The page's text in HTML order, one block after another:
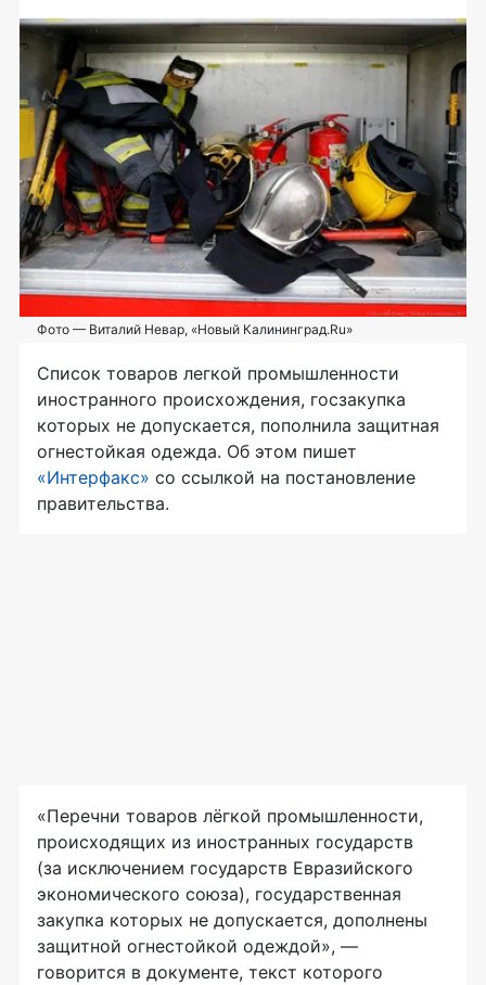
Фото — Виталий Невар, «Новый Калининград.Ru»
Список товаров легкой промышленности
иностранного происхождения, госзакупка
которых не допускается, пополнила защитная
огнестойкая одежда. Об этом пишет
«Интерфакс» со ссылкой на постановление
правительства.
«Перечни товаров лёгкой промышленности,
происходящих из иностранных государств
(за исключением государств Евразийского
экономического союза), государственная
закупка которых не допускается, дополнены
защитной огнестойкой одеждой», —
говорится в документе, текст которого